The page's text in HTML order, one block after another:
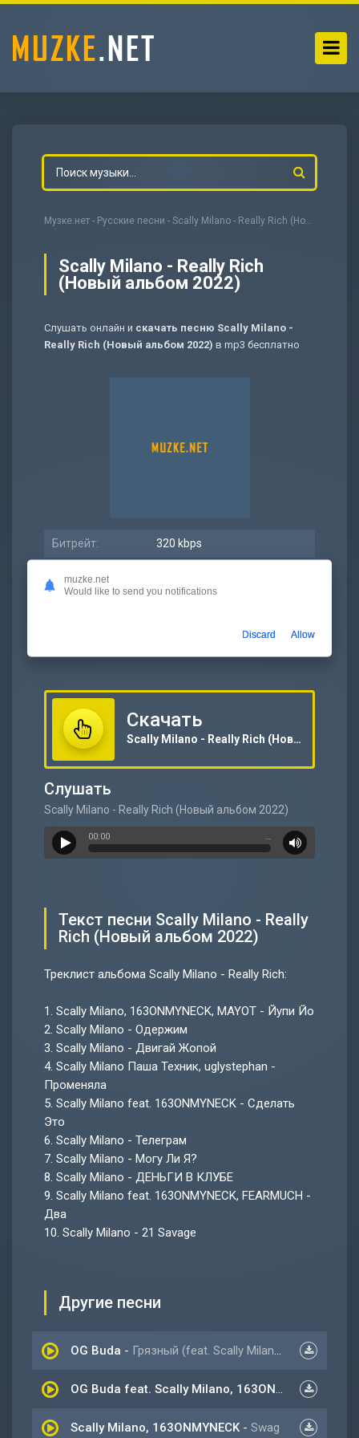
Музке.нет - Русские песни - Scally Milano - Really Rich (Новый альбом 2022)
Scally Milano - Really Rich
(Новый альбом 2022)
Слушать онлайн и скачать песню Scally Milano -
Really Rich (Новый альбом 2022) в mp3 бесплатно
Битрейт: 320 kbps
Скачать
Scally Milano - Really Rich (Новый альбом 2022)
Слушать
Scally Milano - Really Rich (Новый альбом 2022)
00:00 …
Текст песни Scally Milano - Really
Rich (Новый альбом 2022)
Треклист альбома Scally Milano - Really Rich:
1. Scally Milano, 163ONMYNECK, MAYOT - Йупи Йо
2. Scally Milano - Одержим
3. Scally Milano - Двигай Жопой
4. Scally Milano Паша Техник, uglystephan -
Променяла
5. Scally Milano feat. 163ONMYNECK - Сделать
Это
6. Scally Milano - Телеграм
7. Scally Milano - Могу Ли Я?
8. Scally Milano - ДЕНЬГИ В КЛУБЕ
9. Scally Milano feat. 163ONMYNECK, FEARMUCH -
Два
10. Scally Milano - 21 Savage
Другие песни
OG Buda - Грязный (feat. Scally Milano, 163ONMYNECK)
Scally Milano, 163ONMYNECK - Swag
muzke.net
Would like to send you notifications
Discard Allow